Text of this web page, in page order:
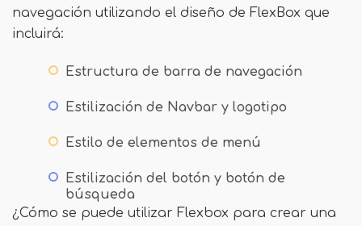
navegación utilizando el diseño de FlexBox que
incluirá:
Estructura de barra de navegación
Estilización de Navbar y logotipo
Estilo de elementos de menú
Estilización del botón y botón de
búsqueda
¿Cómo se puede utilizar Flexbox para crear una